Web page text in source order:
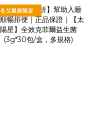
💪父親節限定